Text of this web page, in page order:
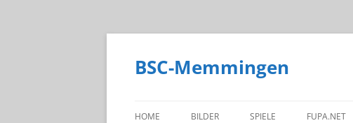
BSC-Memmingen
HOME BILDER SPIELE FUPA.NET